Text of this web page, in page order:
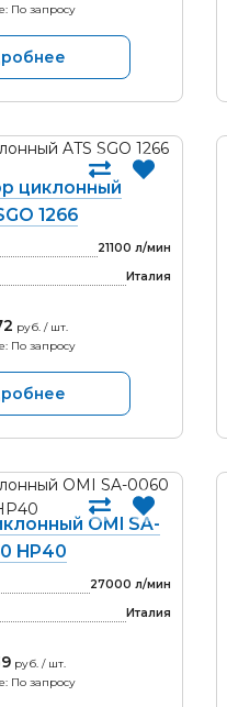
По запросу
циклонный
1266
21100 л/мин
Италия
руб. / шт.
По запросу
OMI SA-
HP40
27000 л/мин
Италия
руб. / шт.
По запросу